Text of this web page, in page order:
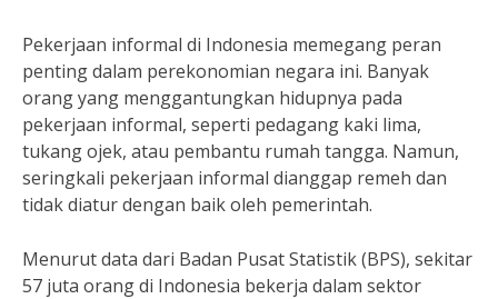
Pekerjaan informal di Indonesia memegang peran
penting dalam perekonomian negara ini. Banyak
orang yang menggantungkan hidupnya pada
pekerjaan informal, seperti pedagang kaki lima,
tukang ojek, atau pembantu rumah tangga. Namun,
seringkali pekerjaan informal dianggap remeh dan
tidak diatur dengan baik oleh pemerintah.
Menurut data dari Badan Pusat Statistik (BPS), sekitar
57 juta orang di Indonesia bekerja dalam sektor